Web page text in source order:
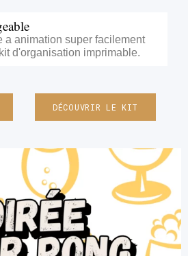
a animation super facilement
d'organisation imprimable.
DÉCOUVRIR LE KIT